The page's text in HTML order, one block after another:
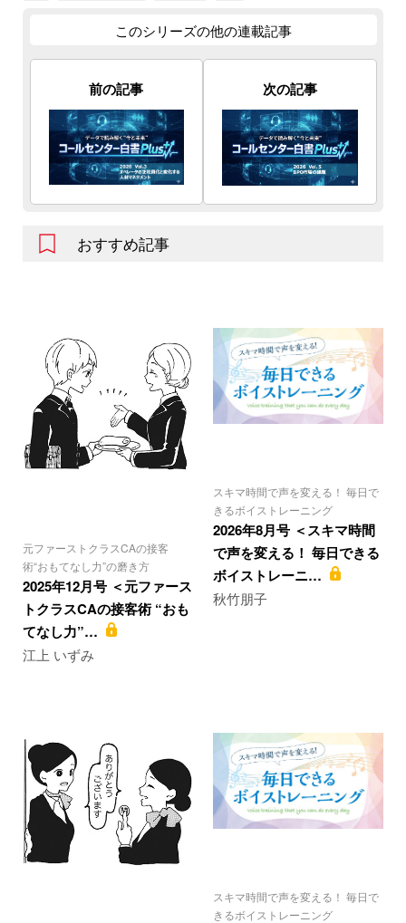
このシリーズの他の連載記事
前の記事 次の記事
おすすめ記事
元ファーストクラスCAの接客
術“おもてなし力”の磨き方
2025年12月号 ＜元ファース
トクラスCAの接客術 “おも
てなし力”…
江上 いずみ
スキマ時間で声を変える！ 毎日で
きるボイストレーニング
2026年8月号 ＜スキマ時間
で声を変える！ 毎日できる
ボイストレーニ…
秋竹朋子
スキマ時間で声を変える！ 毎日で
きるボイストレーニング